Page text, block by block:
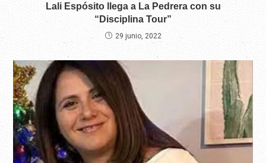
Lali Espósito llega a La Pedrera con su
“Disciplina Tour”
29 junio, 2022